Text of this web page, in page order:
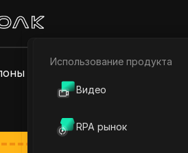
Электронная коммерция
Использование продукта
Видео
RPA рынок
на прокси